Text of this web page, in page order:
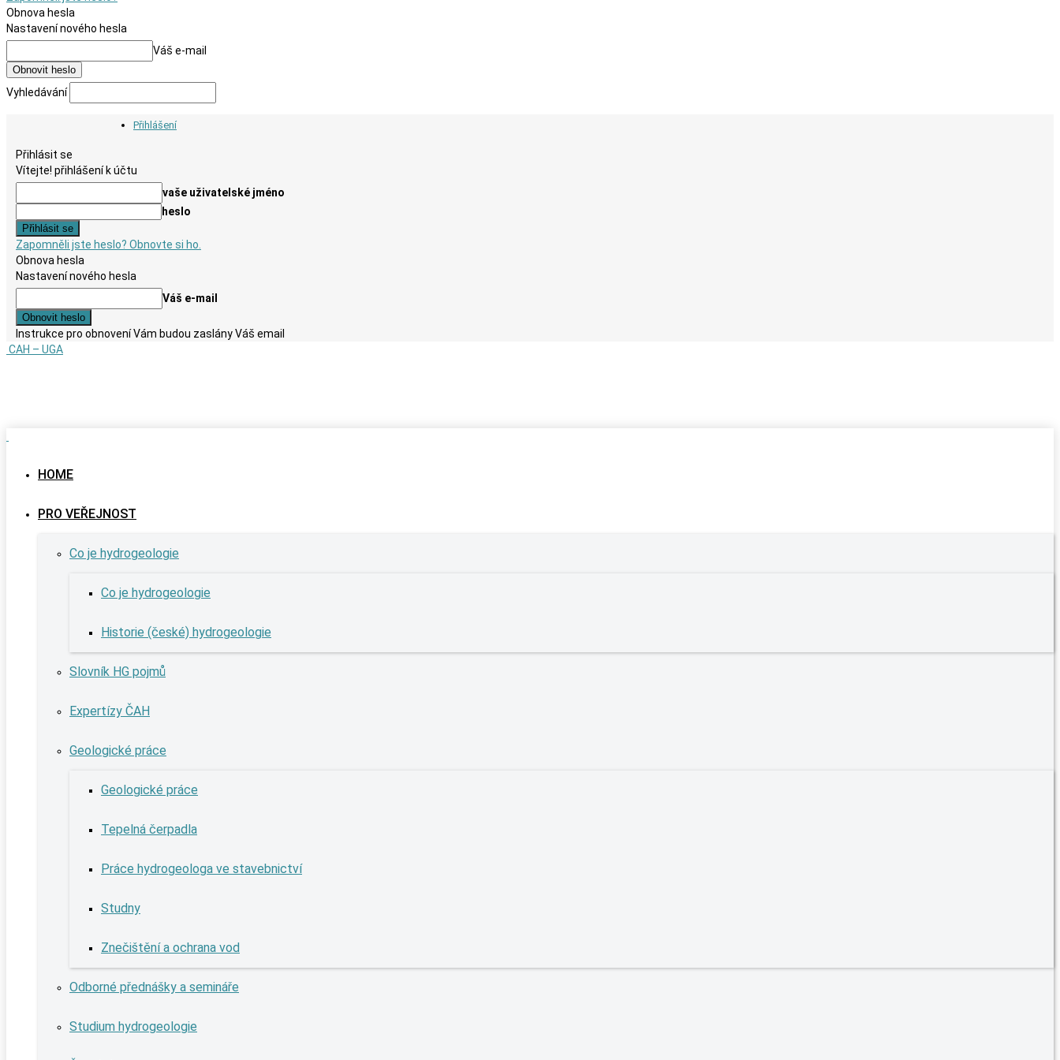
Obnova hesla
Nastavení nového hesla
Váš e-mail
Vyhledávání
Přihlášení
Přihlásit se
Vítejte! přihlášení k účtu
vaše uživatelské jméno
heslo
Zapomněli jste heslo? Obnovte si ho.
Obnova hesla
Nastavení nového hesla
Váš e-mail
Instrukce pro obnovení Vám budou zaslány Váš email
CAH – UGA
HOME
PRO VEŘEJNOST
Co je hydrogeologie
Co je hydrogeologie
Historie (české) hydrogeologie
Slovník HG pojmů
Expertízy ČAH
Geologické práce
Geologické práce
Tepelná čerpadla
Práce hydrogeologa ve stavebnictví
Studny
Znečištění a ochrana vod
Odborné přednášky a semináře
Studium hydrogeologie